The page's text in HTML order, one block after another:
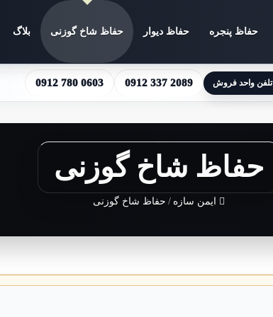
حفاظ پنجره حفاظ دیوار حفاظ شاخ گوزنی بلاگ
تلفن واحد فروش 0912 780 0603 0912 337 2089
حفاظ شاخ گوزنی
ایمن سازه / حفاظ شاخ گوزنی